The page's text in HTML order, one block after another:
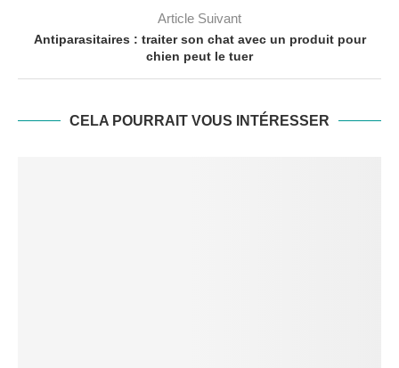
Article Suivant
Antiparasitaires : traiter son chat avec un produit pour
chien peut le tuer
CELA POURRAIT VOUS INTÉRESSER